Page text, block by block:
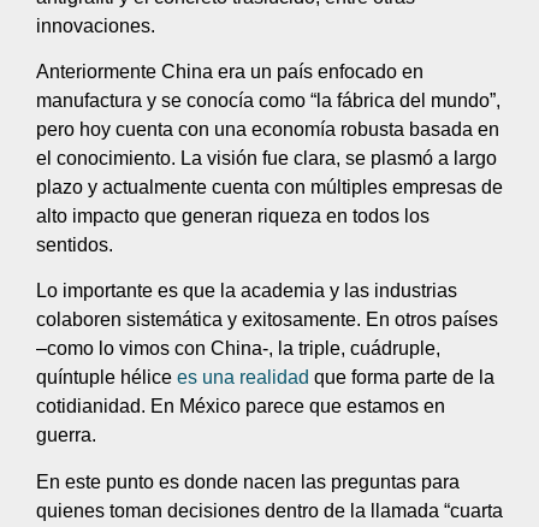
innovaciones.
Anteriormente China era un país enfocado en
manufactura y se conocía como “la fábrica del mundo”,
pero hoy cuenta con una economía robusta basada en
el conocimiento. La visión fue clara, se plasmó a largo
plazo y actualmente cuenta con múltiples empresas de
alto impacto que generan riqueza en todos los
sentidos.
Lo importante es que la academia y las industrias
colaboren sistemática y exitosamente. En otros países
–como lo vimos con China-, la triple, cuádruple,
quíntuple hélice es una realidad que forma parte de la
cotidianidad. En México parece que estamos en
guerra.
En este punto es donde nacen las preguntas para
quienes toman decisiones dentro de la llamada “cuarta